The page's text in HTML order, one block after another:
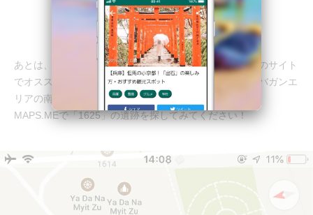
あとは、私は時間が無くて行けなかったのですが、海外のサイト
でオススメされている場所があります。これもオールドバガンエ
リアの南側。
MAPS.MEで「1625」の遺跡を探してみてください！